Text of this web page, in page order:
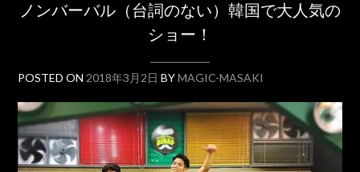
ノンバーバル（台詞のない）韓国で大人気の
ショー！
POSTED ON 2018年3月2日 BYMAGIC-MASAKI